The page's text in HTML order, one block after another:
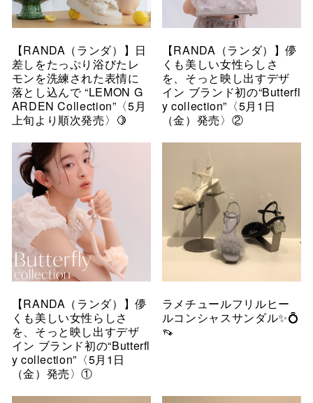
【RANDA（ランダ）】日
差しをたっぷり浴びたレ
モンを洗練された表情に
落とし込んで “LEMON G
ARDEN Collection”〈5月
上旬より順次発売〉🍋
【RANDA（ランダ）】儚
くも美しい女性らしさ
を、そっと映し出すデザ
イン ブランド初の“Butterfl
y collection”〈5月1日
（金）発売〉②
【RANDA（ランダ）】儚
くも美しい女性らしさ
を、そっと映し出すデザ
イン ブランド初の“Butterfl
y collection”〈5月1日
（金）発売〉①
ラメチュールフリルヒー
ルコンシャスサンダル✨💍
👡